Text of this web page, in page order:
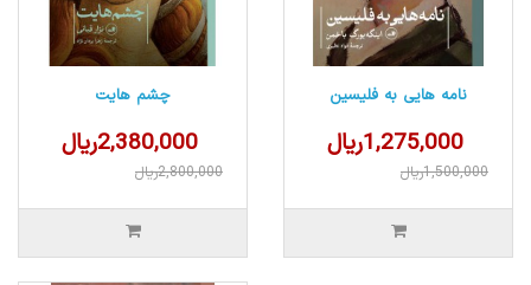
چشم هایت
2,380,000ریال
2,800,000ریال
نامه هایی به فلیسین
1,275,000ریال
1,500,000ریال